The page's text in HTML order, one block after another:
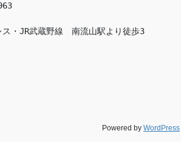
・JR武蔵野線　南流山駅より徒歩3
Powered by WordPress